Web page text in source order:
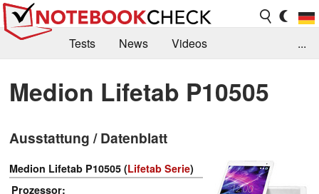
Tests News
Videos
Kaufberatung
Deals Suche
Jobs
Forum
...
Medion Lifetab P10505
Ausstattung / Datenblatt
Medion Lifetab P10505 (Lifetab Serie)
Prozessor